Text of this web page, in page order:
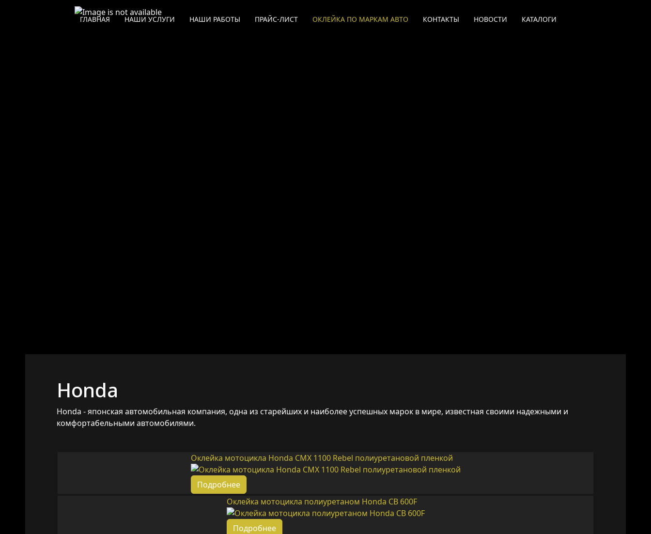
ГЛАВНАЯ НАШИ УСЛУГИ НАШИ РАБОТЫ ПРАЙС-ЛИСТ ОКЛЕЙКА ПО МАРКАМ АВТО КОНТАКТЫ НОВОСТИ КАТАЛОГИ
Honda
Honda - японская автомобильная компания, одна из старейших и наиболее успешных марок в мире, известная своими надежными и
комфортабельными автомобилями.
Оклейка мотоцикла Honda CMX 1100 Rebel полиуретановой пленкой
Подробнее
Оклейка мотоцикла полиуретаном Honda CB 600F
Подробнее